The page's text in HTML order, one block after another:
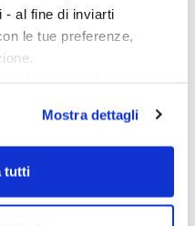
- al fine di inviarti
le tue preferenze,
a prendere visione
prosegui la
“Accetta tutti” presti
Mostra dettagli
tutti